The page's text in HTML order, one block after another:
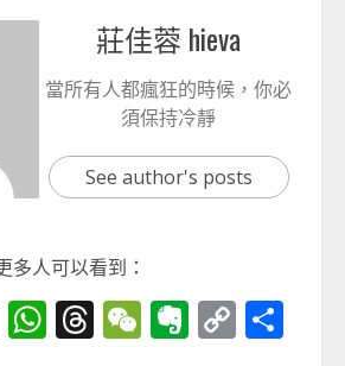
莊佳蓉 hieva
當所有人都瘋狂的時候，你必
須保持冷靜
See author's posts
多人可以看到：
X WhatsApp
Threads
WeChat
Evernote
Copy